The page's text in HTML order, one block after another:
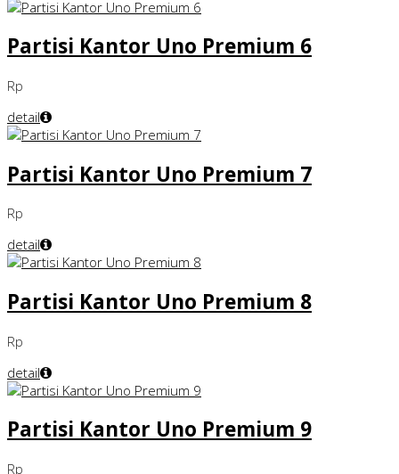
Partisi Kantor Uno Premium 6
Rp
detail
Partisi Kantor Uno Premium 7
Rp
detail
Partisi Kantor Uno Premium 8
Rp
detail
Partisi Kantor Uno Premium 9
Rp